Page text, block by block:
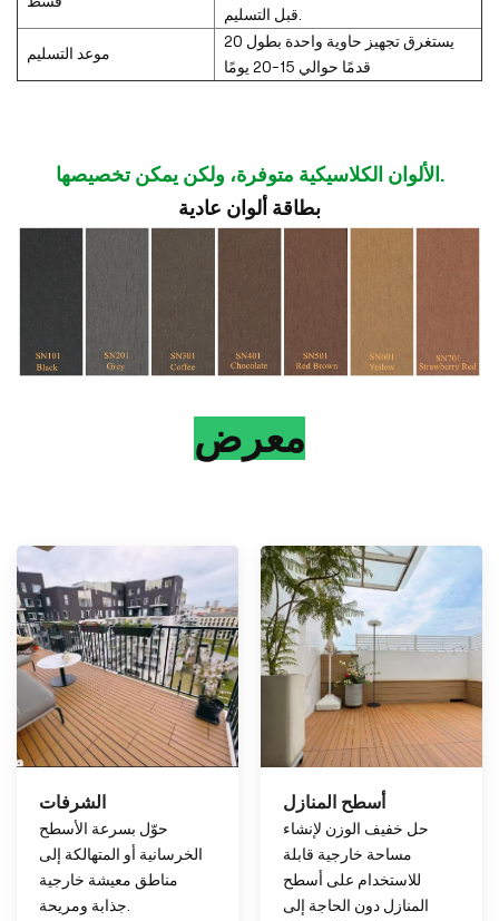
موعد التسليم
يستغرق تجهيز حاوية واحدة بطول 20
قدمًا حوالي 15-20 يومًا
الألوان الكلاسيكية متوفرة، ولكن يمكن تخصيصها.
بطاقة ألوان عادية
معرض
الشرفات
حوّل بسرعة الأسطح
الخرسانية أو المتهالكة إلى
مناطق معيشة خارجية
جذابة ومريحة.
أسطح المنازل
حل خفيف الوزن لإنشاء
مساحة خارجية قابلة
للاستخدام على أسطح
المنازل دون الحاجة إلى